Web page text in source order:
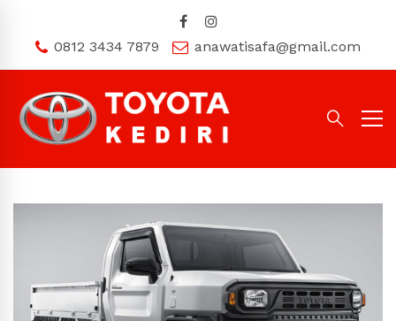
0812 3434 7879 anawatisafa@gmail.com